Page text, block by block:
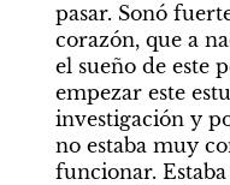
pasar. Sonó
corazón, que a
el sueño de este
empezar este
investigación y
no estaba muy
funcionar.